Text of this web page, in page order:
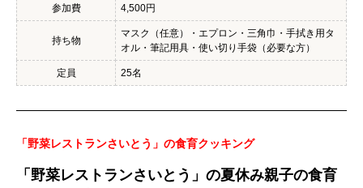
参加費 4,500円
持ち物
マスク（任意）・エプロン・三角巾・手拭き用タ
オル・筆記用具・使い切り手袋（必要な方）
定員 25名
「野菜レストランさいとう」の食育クッキング
「野菜レストランさいとう」の夏休み親子の食育